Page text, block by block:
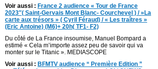
Voir aussi : France 2 audience « Tour de France
2023″( Saint-Gervais Mont Blanc- Courchevel ) / »La
carte aux trésors » ( Cyril Féraud) / « Les traîtres »
(Eric Antoine) (M6)+ 20h( TF1- F2)
Du côté de La France insoumise, Manuel Bompard a
estimé « Cela m’importe assez peu de savoir qui va
monter sur le Titanic ». MEDIASCOPE
Voir aussi : BFMTV audience “ Première Edition ”